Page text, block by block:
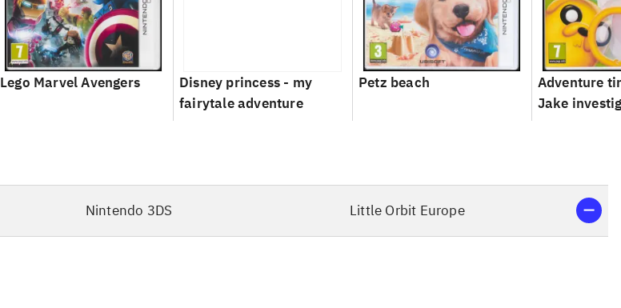
Lego Marvel Avengers
Disney princess - my
fairytale adventure
Petz beach
Adventure
Jake
Nintendo 3DS Little Orbit Europe